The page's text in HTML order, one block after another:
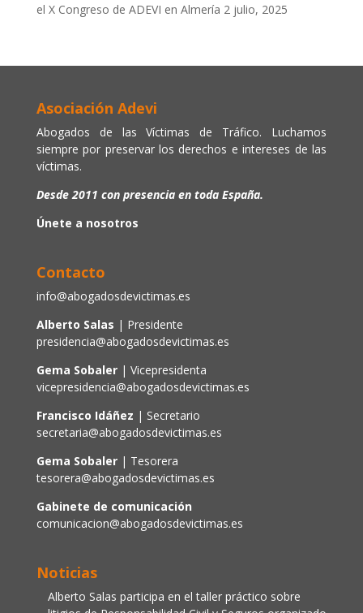
el X Congreso de ADEVI en Almería 2 julio, 2025
Asociación Adevi
Abogados de las Víctimas de Tráfico. Luchamos
siempre por preservar los derechos e intereses de las
víctimas.
Desde 2011 con presencia en toda España.
Únete a nosotros
Contacto
info@abogadosdevictimas.es
Alberto Salas | Presidente
presidencia@abogadosdevictimas.es
Gema Sobaler | Vicepresidenta
vicepresidencia@abogadosdevictimas.es
Francisco Idáñez | Secretario
secretaria@abogadosdevictimas.es
Gema Sobaler| Tesorera
tesorera@abogadosdevictimas.es
Gabinete de comunicación
comunicacion@abogadosdevictimas.es
Noticias
Alberto Salas participa en el taller práctico sobre